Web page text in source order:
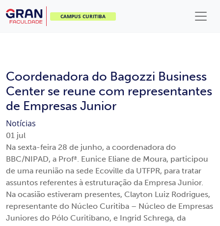
CAMPUS CURITIBA
Coordenadora do Bagozzi Business
Center se reune com representantes
de Empresas Junior
Notícias
01 jul
Na sexta-feira 28 de junho, a coordenadora do
BBC/NIPAD, a Profª. Eunice Eliane de Moura, participou
de uma reunião na sede Ecoville da UTFPR, para tratar
assuntos referentes à estruturação da Empresa Junior.
Na ocasião estiveram presentes, Clayton Luiz Rodrigues,
representante do Núcleo Curitiba – Núcleo de Empresas
Juniores do Pólo Curitibano, e Ingrid Schrega, da